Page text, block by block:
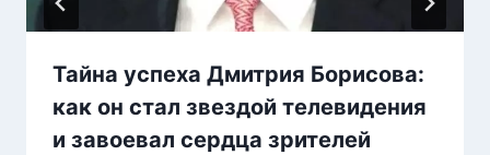
Тайна успеха Дмитрия Борисова:
как он стал звездой телевидения
и завоевал сердца зрителей